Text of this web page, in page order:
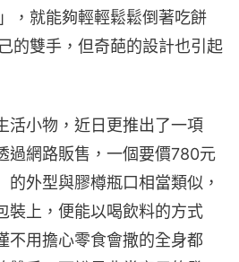
，就能夠輕輕鬆鬆倒著吃餅
的雙手，但奇葩的設計也引起
活小物，近日更推出了一項
過網路販售，一個要價780元
的外型與膠樽瓶口相當類似，
裝上，便能以喝飲料的方式
不用擔心零食會撒的全身都